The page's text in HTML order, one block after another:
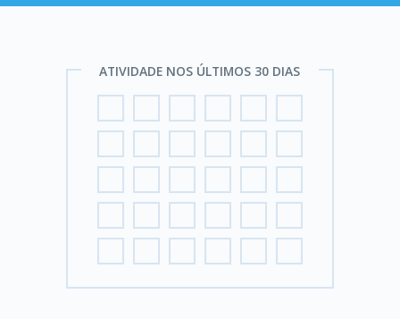
ATIVIDADE NOS ÚLTIMOS 30 DIAS